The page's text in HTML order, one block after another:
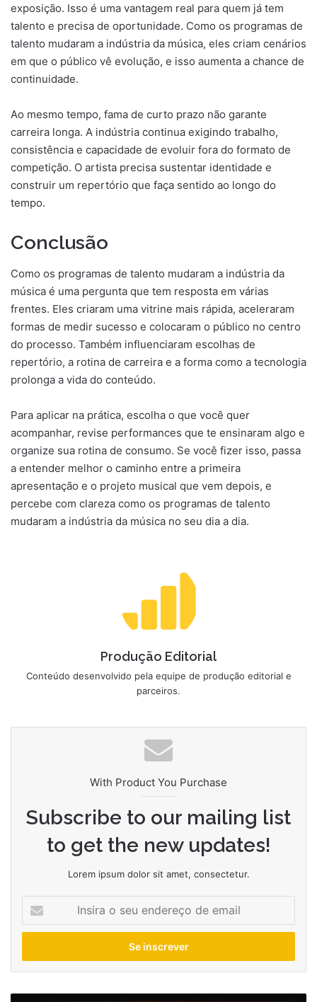
exposição. Isso é uma vantagem real para quem já tem
talento e precisa de oportunidade. Como os programas de
talento mudaram a indústria da música, eles criam cenários
em que o público vê evolução, e isso aumenta a chance de
continuidade.
Ao mesmo tempo, fama de curto prazo não garante
carreira longa. A indústria continua exigindo trabalho,
consistência e capacidade de evoluir fora do formato de
competição. O artista precisa sustentar identidade e
construir um repertório que faça sentido ao longo do
tempo.
Conclusão
Como os programas de talento mudaram a indústria da
música é uma pergunta que tem resposta em várias
frentes. Eles criaram uma vitrine mais rápida, aceleraram
formas de medir sucesso e colocaram o público no centro
do processo. Também influenciaram escolhas de
repertório, a rotina de carreira e a forma como a tecnologia
prolonga a vida do conteúdo.
Para aplicar na prática, escolha o que você quer
acompanhar, revise performances que te ensinaram algo e
organize sua rotina de consumo. Se você fizer isso, passa
a entender melhor o caminho entre a primeira
apresentação e o projeto musical que vem depois, e
percebe com clareza como os programas de talento
mudaram a indústria da música no seu dia a dia.
Produção Editorial
Conteúdo desenvolvido pela equipe de produção editorial e
parceiros.
With Product You Purchase
Subscribe to our mailing list
to get the new updates!
Lorem ipsum dolor sit amet, consectetur.
seu
de